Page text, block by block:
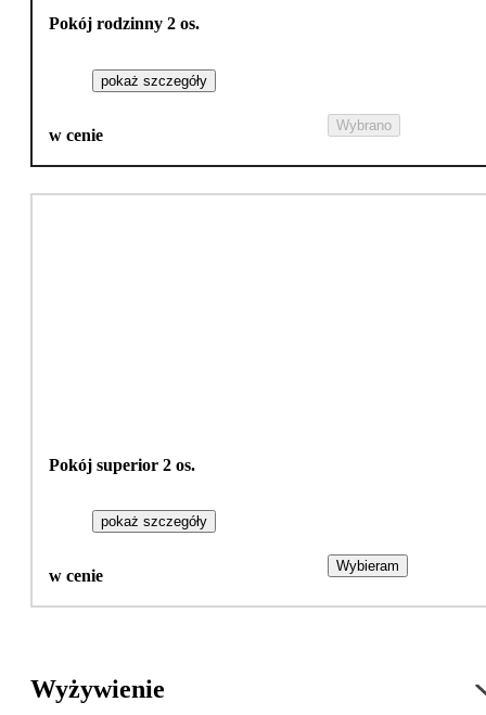
Pokój rodzinny 2 os.
pokaż szczegóły
w cenie
Wybrano
Pokój superior 2 os.
pokaż szczegóły
w cenie
Wybieram
Wyżywienie